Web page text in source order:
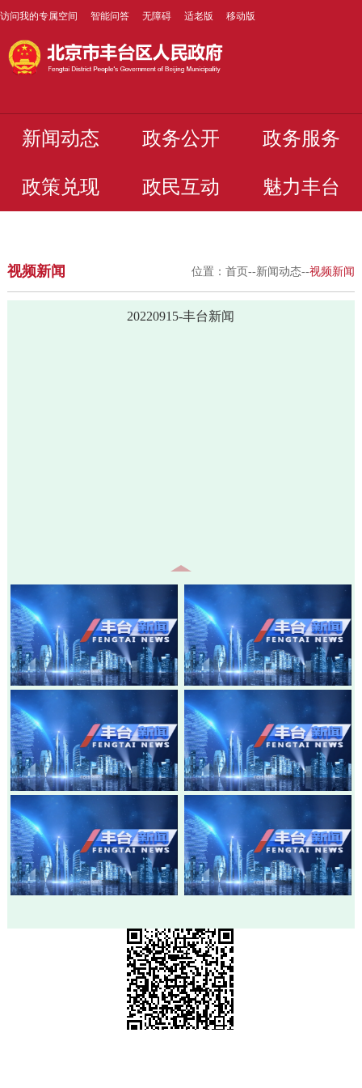
访问我的专属空间 智能问答 无障碍 适老版 移动版
新闻动态 政务公开 政务服务
政策兑现 政民互动 魅力丰台
视频新闻 位置：首页--新闻动态--视频新闻
20220915-丰台新闻
20260805-丰台新闻
20260803-丰台新闻
20260730-丰台新闻
20260728-丰台新闻